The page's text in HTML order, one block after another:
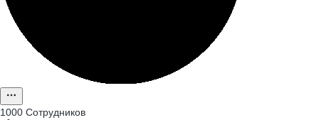
1000 Сотрудников